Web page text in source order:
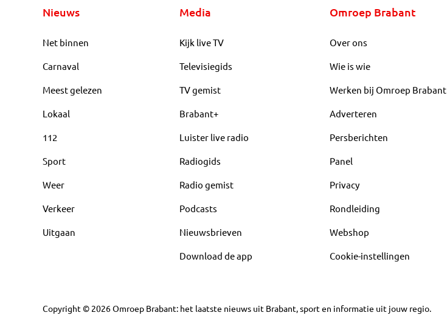
Nieuws
Net binnen
Carnaval
Meest gelezen
Lokaal
112
Sport
Weer
Verkeer
Uitgaan
Media
Kijk live TV
Televisiegids
TV gemist
Brabant+
Luister live radio
Radiogids
Radio gemist
Podcasts
Nieuwsbrieven
Download de app
Omroep Brabant
Over ons
Wie is wie
Werken bij Omroep Brabant
Adverteren
Persberichten
Panel
Privacy
Rondleiding
Webshop
Cookie-instellingen
Copyright © 2026Omroep Brabant: het laatste nieuws uit Brabant, sport en informatie uit jouw regio.